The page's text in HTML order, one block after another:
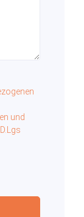
und